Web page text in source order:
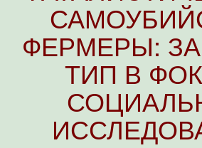
ФЕРМЕРЫ:
ТИП В